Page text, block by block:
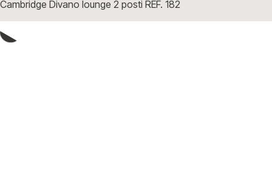
Cambridge Divano lounge 2 posti REF. 182